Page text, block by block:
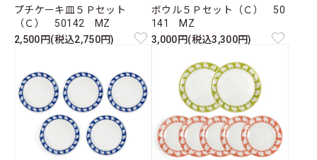
プチケーキ皿５Ｐセット
（Ｃ） 50142 MZ
2,500円(税込2,750円)
ボウル５Ｐセット（Ｃ） 50
141 MZ
3,000円(税込3,300円)